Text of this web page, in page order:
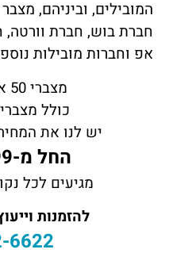
חברת בוש, חברת
אפ וחברות מובילות
מצברי 50 אמפר עד הבית
כולל
יש לנו את
החל מ-399 ₪ בלבד
מגיעים לכל
להזמנות
6622